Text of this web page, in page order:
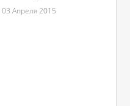
03 Апреля 2015